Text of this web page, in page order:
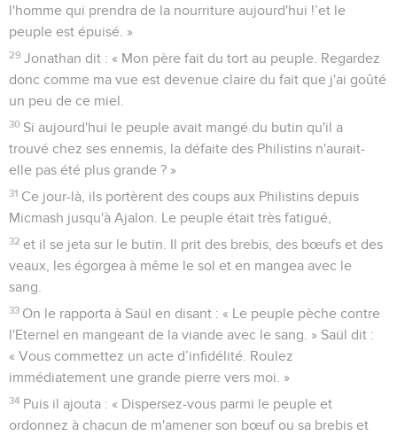
l'homme qui prendra de la nourriture aujourd'hui !’et le
peuple est épuisé. »
29 Jonathan dit : « Mon père fait du tort au peuple. Regardez
donc comme ma vue est devenue claire du fait que j'ai goûté
un peu de ce miel.
30 Si aujourd'hui le peuple avait mangé du butin qu'il a
trouvé chez ses ennemis, la défaite des Philistins n'aurait-
elle pas été plus grande ? »
31 Ce jour-là, ils portèrent des coups aux Philistins depuis
Micmash jusqu'à Ajalon. Le peuple était très fatigué,
32 et il se jeta sur le butin. Il prit des brebis, des bœufs et des
veaux, les égorgea à même le sol et en mangea avec le
sang.
33 On le rapporta à Saül en disant : « Le peuple pèche contre
l'Eternel en mangeant de la viande avec le sang. » Saül dit :
« Vous commettez un acte d’infidélité. Roulez
immédiatement une grande pierre vers moi. »
34 Puis il ajouta : « Dispersez-vous parmi le peuple et
ordonnez à chacun de m'amener son bœuf ou sa brebis et